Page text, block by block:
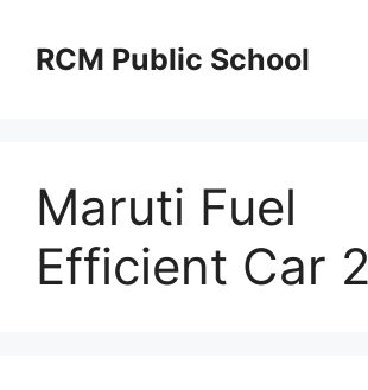
contentRCM Public School
Maruti Fuel
Efficient Car